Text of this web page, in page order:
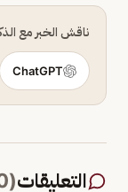
ناقش الخبر مع
ChatGPT
التعليقات(